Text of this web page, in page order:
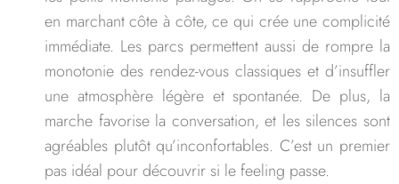
en marchant côte à côte, ce qui crée une complicité
immédiate. Les parcs permettent aussi de rompre la
monotonie des rendez-vous classiques et d’insuffler
une atmosphère légère et spontanée. De plus, la
marche favorise la conversation, et les silences sont
agréables plutôt qu’inconfortables. C’est un premier
pas idéal pour découvrir si le feeling passe.